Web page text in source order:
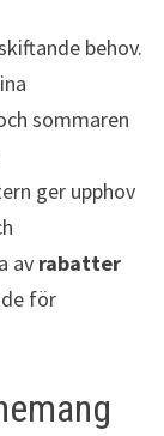
behov.
sommaren
ger upphov
av rabatter
för